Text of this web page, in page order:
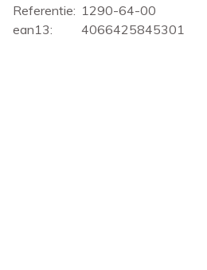
Referentie: 1290-64-00
ean13:
4066425845301